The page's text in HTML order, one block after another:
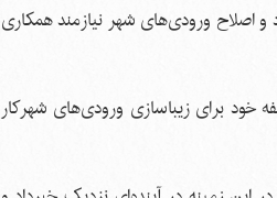
و اصلاح ورودی‌های شهر نیازمند همکاری
برای زیباسازی ورودی‌های شهرکار